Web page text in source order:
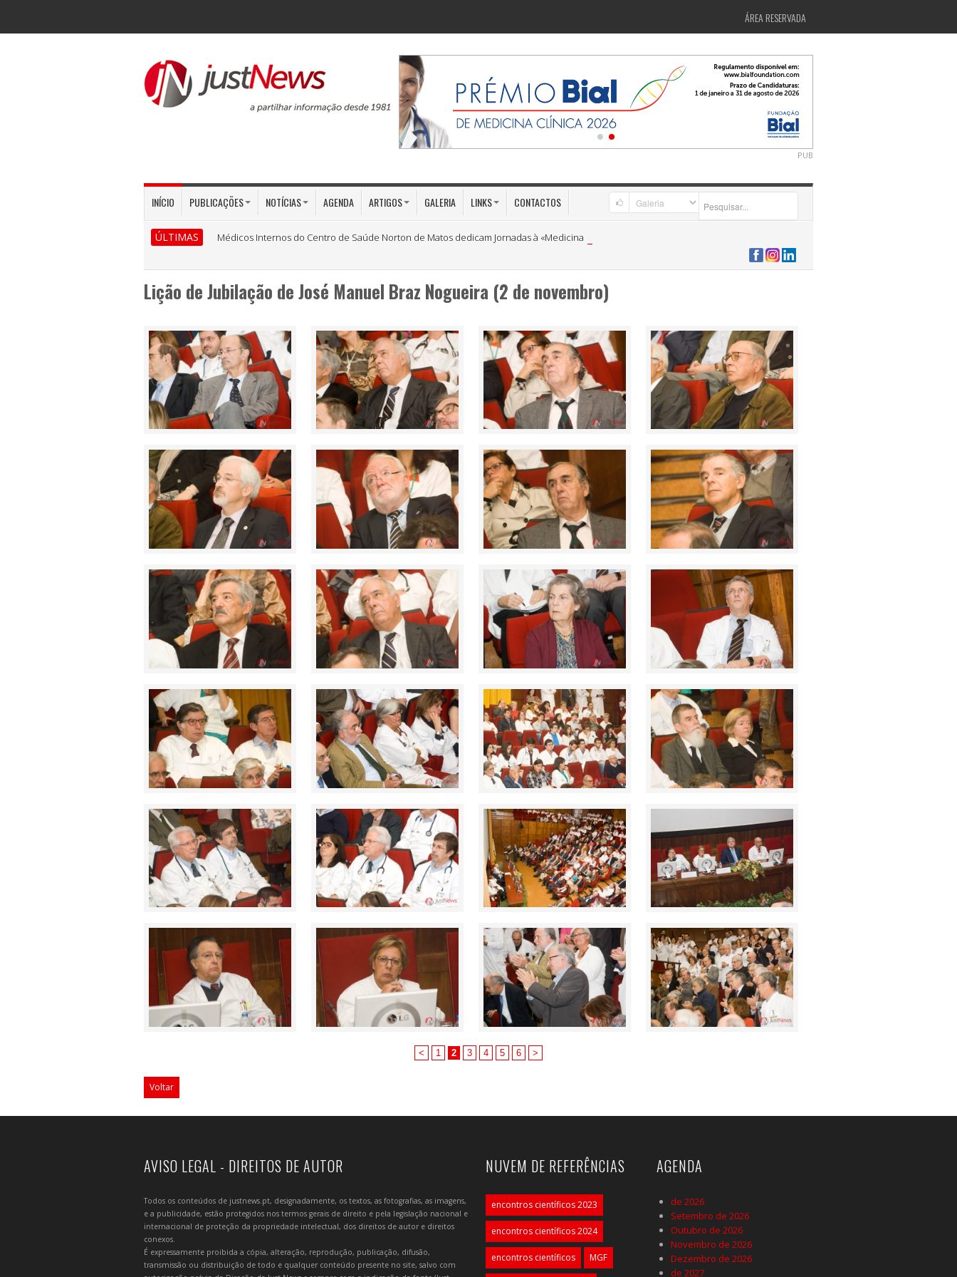
ÁREA RESERVADA
PUB
INÍCIO PUBLICAÇÕES NOTÍCIAS AGENDA ARTIGOS GALERIA LINKS CONTACTOS
ÚLTIMAS Médicos Internos do Centro de Saúde Norton de Matos dedicam Jornadas à «Medicina Preventiva»
Lição de Jubilação de José Manuel Braz Nogueira (2 de novembro)
< 1 2 3 4 5 6 >
Voltar
AVISO LEGAL - DIREITOS DE AUTOR
Todos os conteúdos de justnews.pt, designadamente, os textos, as fotografias, as imagens,
e a publicidade, estão protegidos nos termos gerais de direito e pela legislação nacional e
internacional de proteção da propriedade intelectual, dos direitos de autor e direitos
conexos.
É expressamente proibida a cópia, alteração, reprodução, publicação, difusão,
transmissão ou distribuição de todo e qualquer conteúdo presente no site, salvo com
NUVEM DE REFERÊNCIAS
encontros científicos 2023
encontros científicos 2024
encontros científicos MGF
AGENDA
de 2026
Setembro de 2026
Outubro de 2026
Novembro de 2026
Dezembro de 2026
de 2027